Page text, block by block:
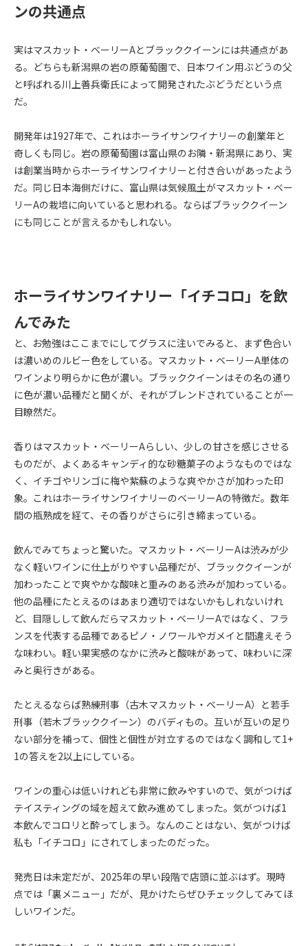
ンの共通点
実はマスカット・ベーリーAとブラッククイーンには共通点があ
る。どちらも新潟県の岩の原葡萄園で、日本ワイン用ぶどうの父
と呼ばれる川上善兵衛氏によって開発されたぶどうだという点
だ。
開発年は1927年で、これはホーライサンワイナリーの創業年と
奇しくも同じ。岩の原葡萄園は富山県のお隣・新潟県にあり、実
は創業当時からホーライサンワイナリーと付き合いがあったよう
だ。同じ日本海側だけに、富山県は気候風土がマスカット・ベー
リーAの栽培に向いていると思われる。ならばブラッククイーン
にも同じことが言えるかもしれない。
ホーライサンワイナリー「イチコロ」を飲
んでみた
と、お勉強はここまでにしてグラスに注いでみると、まず色合い
は濃いめのルビー色をしている。マスカット・ベーリーA単体の
ワインより明らかに色が濃い。ブラッククイーンはその名の通り
に色が濃い品種だと聞くが、それがブレンドされていることが一
目瞭然だ。
香りはマスカット・ベーリーAらしい、少しの甘さを感じさせる
ものだが、よくあるキャンディ的な砂糖菓子のようなものではな
く、イチゴやリンゴに梅や紫蘇のような爽やかさが加わった印
象。これはホーライサンワイナリーのベーリーAの特徴だ。数年
間の瓶熟成を経て、その香りがさらに引き締まっている。
飲んでみてちょっと驚いた。マスカット・ベーリーAは渋みが少
なく軽いワインに仕上がりやすい品種だが、ブラッククイーンが
加わったことで爽やかな酸味と重みのある渋みが加わっている。
他の品種にたとえるのはあまり適切ではないかもしれないけれ
ど、目隠しして飲んだらマスカット・ベーリーAではなく、フラ
ンスを代表する品種であるピノ・ノワールやガメイと間違えそう
な味わい。軽い果実感のなかに渋みと酸味があって、味わいに深
みと奥行きがある。
たとえるならば熟練刑事（古木マスカット・ベーリーA）と若手
刑事（若木ブラッククイーン）のバディもの。互いが互いの足り
ない部分を補って、個性と個性が対立するのではなく調和して1+
1の答えを2以上にしている。
ワインの重心は低いけれども非常に飲みやすいので、気がつけば
テイスティングの域を超えて飲み進めてしまった。気がつけば1
本飲んでコロリと酔ってしまう。なんのことはない、気がつけば
私も「イチコロ」にされてしまったのだった。
発売日は未定だが、2025年の早い段階で店頭に並ぶはず。現時
点では「裏メニュー」だが、見かけたらぜひチェックしてみてほ
しいワインだ。